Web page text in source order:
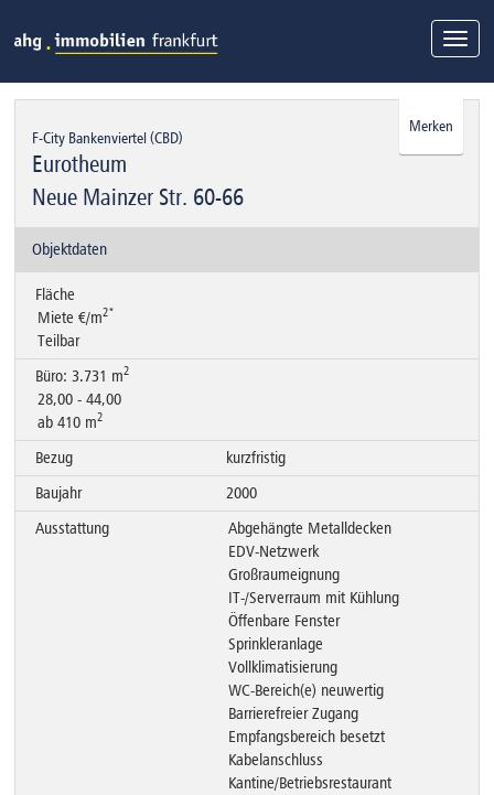
Merken
F-City Bankenviertel (CBD)
Eurotheum
Neue Mainzer Str. 60-66
Objektdaten
Fläche
Miete €/m2*
Teilbar
Büro: 3.731 m2
28,00 - 44,00
ab 410 m2
Bezug kurzfristig
Baujahr 2000
Ausstattung
Abgehängte Metalldecken
EDV-Netzwerk
Großraumeignung
IT-/Serverraum mit Kühlung
Öffenbare Fenster
Sprinkleranlage
Vollklimatisierung
WC-Bereich(e) neuwertig
Barrierefreier Zugang
Empfangsbereich besetzt
Kabelanschluss
Kantine/Betriebsrestaurant